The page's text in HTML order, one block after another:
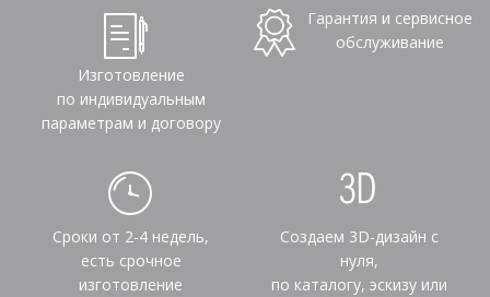
Изготовление
по индивидуальным
параметрам и договору
Гарантия и сервисное
обслуживание
Сроки от 2-4 недель,
есть срочное
изготовление
Создаем 3D-дизайн с
нуля,
по каталогу, эскизу или